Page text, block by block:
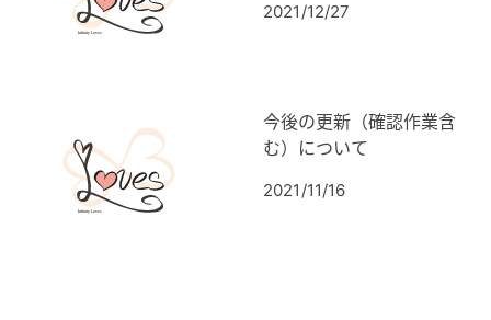
2021/12/27
今後の更新（確認作業含
む）について
2021/11/16